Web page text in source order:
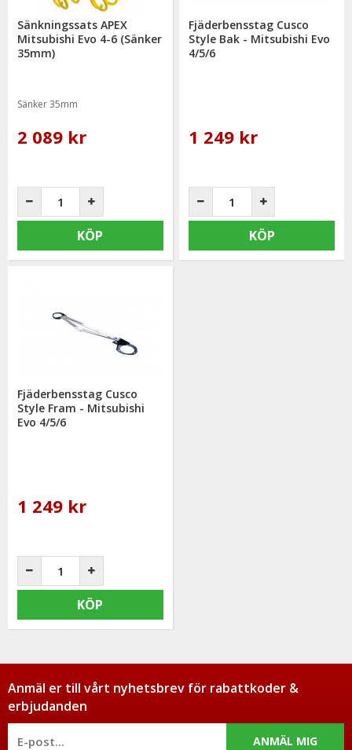
Sänkningssats APEX
Mitsubishi Evo 4-6 (Sänker
35mm)
Sänker 35mm
2 089 kr
KÖP
Fjäderbensstag Cusco
Style Bak - Mitsubishi Evo
4/5/6
1 249 kr
KÖP
Fjäderbensstag Cusco
Style Fram - Mitsubishi
Evo 4/5/6
1 249 kr
KÖP
Anmäl er till vårt nyhetsbrev för rabattkoder &
erbjudanden
ANMÄL MIG